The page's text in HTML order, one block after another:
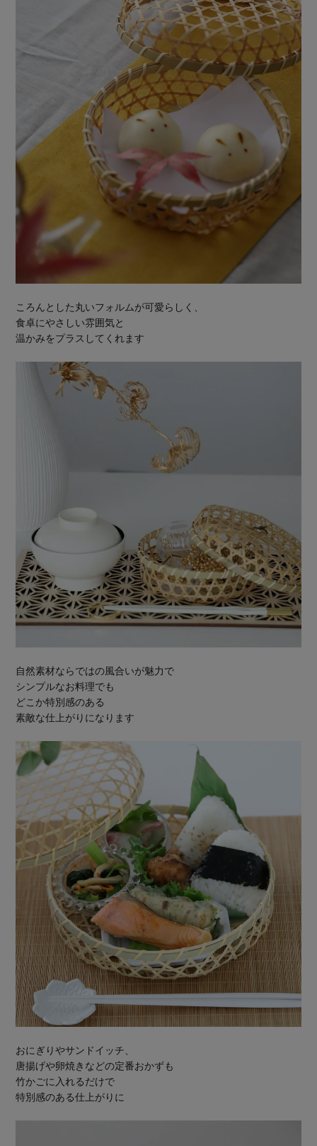
ころんとした丸いフォルムが可愛らしく、
食卓にやさしい雰囲気と
温かみをプラスしてくれます
自然素材ならではの風合いが魅力で
シンプルなお料理でも
どこか特別感のある
素敵な仕上がりになります
おにぎりやサンドイッチ、
唐揚げや卵焼きなどの定番おかずも
竹かごに入れるだけで
特別感のある仕上がりに